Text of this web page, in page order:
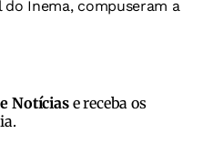
do Inema, compuseram a
Notíciase receba os